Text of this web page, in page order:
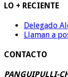
LO + RECIENTE
Delegado
Llaman a
CONTACTO
PANGUIPULLI-